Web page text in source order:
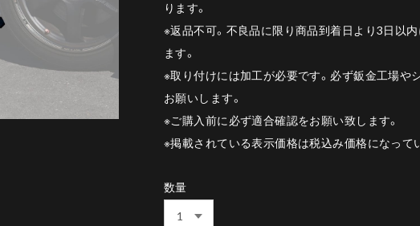
ります。
※返品不可。不良品に限り商品到着日より3日以
ます。
※取り付けには加工が必要です。必ず鈑金工場や
お願いします。
※ご購入前に必ず適合確認をお願い致します。
※掲載されている表示価格は税込み価格になって
数量